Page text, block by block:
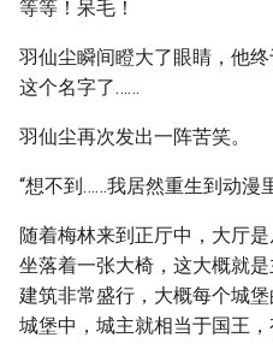
等等！呆毛！
羽仙尘瞬间瞪大了眼睛，他
这个名字了……
羽仙尘再次发出一阵苦笑。
“想不到……我居然重生到动漫
随着梅林来到正厅中，大厅
坐落着一张大椅，这大概就
建筑非常盛行，大概每个城
城堡中，城主就相当于国王，